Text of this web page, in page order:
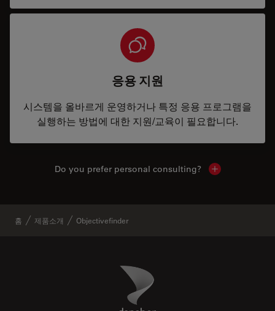
응용 지원
시스템을 올바르게 운영하거나 특정 응용 프로그램을
실행하는 방법에 대한 지원/교육이 필요합니다.
Do you prefer personal consulting? Show local
홈 제품소개 Objectivefinder
Danaher Logo